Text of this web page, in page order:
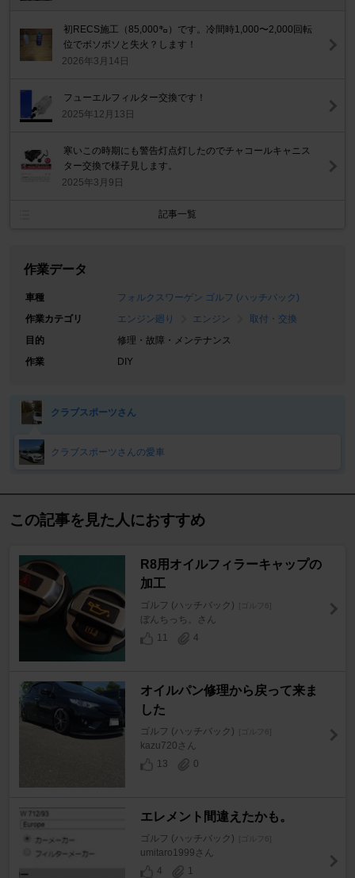
初RECS施工（85,000㌔）です。冷間時1,000〜2,000回転
位でボソボソと失火？します！
2026年3月14日
フューエルフィルター交換です！
2025年12月13日
寒いこの時期にも警告灯点灯したのでチャコールキャニス
ター交換で様子見します。
2025年3月9日
記事一覧
作業データ
車種
フォルクスワーゲン ゴルフ (ハッチバック)
作業カテゴリ
エンジン廻り エンジン
取付・交換
目的
修理・故障・メンテナンス
作業
DIY
クラブスポーツさん
クラブスポーツさんの愛車
この記事を見た人におすすめ
R8用オイルフィラーキャップの
加工
ゴルフ (ハッチバック) [ゴルフ6]
ぼんちっち。さん
11
4
オイルパン修理から戻って来ま
した
ゴルフ (ハッチバック) [ゴルフ6]
kazu720さん
13
0
エレメント間違えたかも。
ゴルフ (ハッチバック) [ゴルフ6]
umitaro1999さん
4
1